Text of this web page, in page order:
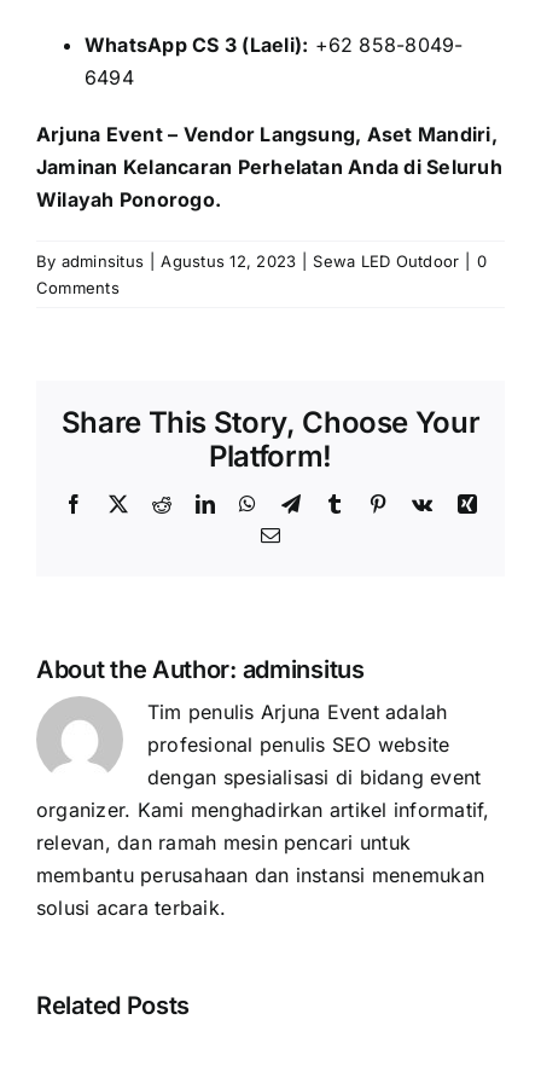
WhatsApp CS 3 (Laeli): +62 858-8049-
6494
Arjuna Event – Vendor Langsung, Aset Mandiri,
Jaminan Kelancaran Perhelatan Anda di Seluruh
Wilayah Ponorogo.
By adminsitus Agustus 12, 2023 Sewa LED Outdoor
0
Comments
Share This Story, Choose Your
Platform!
Facebook
X RedditLinkedInWhatsApp
TelegramTumblr Pinterest
Vk
Xing
Email
About the Author: adminsitus
Tim penulis Arjuna Event adalah
profesional penulis SEO website
dengan spesialisasi di bidang event
organizer. Kami menghadirkan artikel informatif,
relevan, dan ramah mesin pencari untuk
membantu perusahaan dan instansi menemukan
solusi acara terbaik.
Related Posts